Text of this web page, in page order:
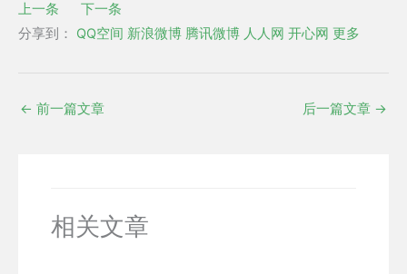
上一条
下一条
分享到：
QQ空间 新浪微博 腾讯微博 人人网 开心网 更多
← 前一篇文章 后一篇文章 →
相关文章